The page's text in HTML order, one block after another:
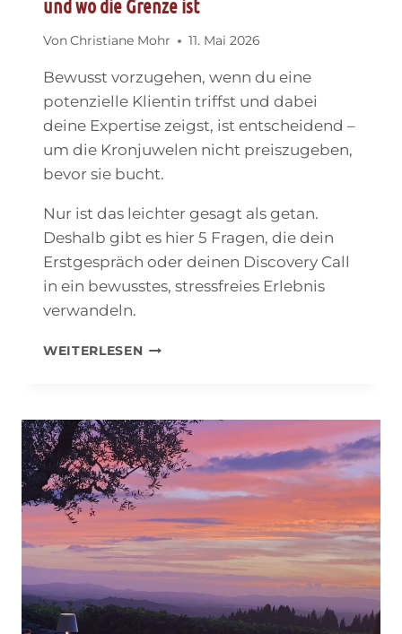
und wo die Grenze ist
VonChristiane Mohr 11. Mai 2026
Bewusst vorzugehen, wenn du eine
potenzielle Klientin triffst und dabei
deine Expertise zeigst, ist entscheidend –
um die Kronjuwelen nicht preiszugeben,
bevor sie bucht.
Nur ist das leichter gesagt als getan.
Deshalb gibt es hier 5 Fragen, die dein
Erstgespräch oder deinen Discovery Call
in ein bewusstes, stressfreies Erlebnis
verwandeln.
WEITERLESENERSTGESPRÄCH
VIEL
DU
ZEIGST
–
UND
WO
DIE
GRENZE
IST